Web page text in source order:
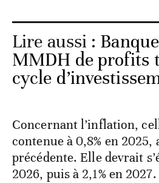
Lire aussi :
MMDH de profits
cycle
Concernant l’inflation,
contenue à 0,8% en 2025,
précédente. Elle devrait
2026, puis à 2,1% en 2027.